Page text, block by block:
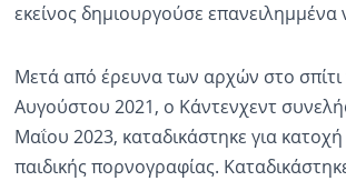
εκείνος δημιουργούσε επανειλημμένα
Μετά από έρευνα των αρχών στο σπίτι
Αυγούστου 2021, ο Κάντενχεντ
Μαΐου 2023, καταδικάστηκε για
παιδικής πορνογραφίας.